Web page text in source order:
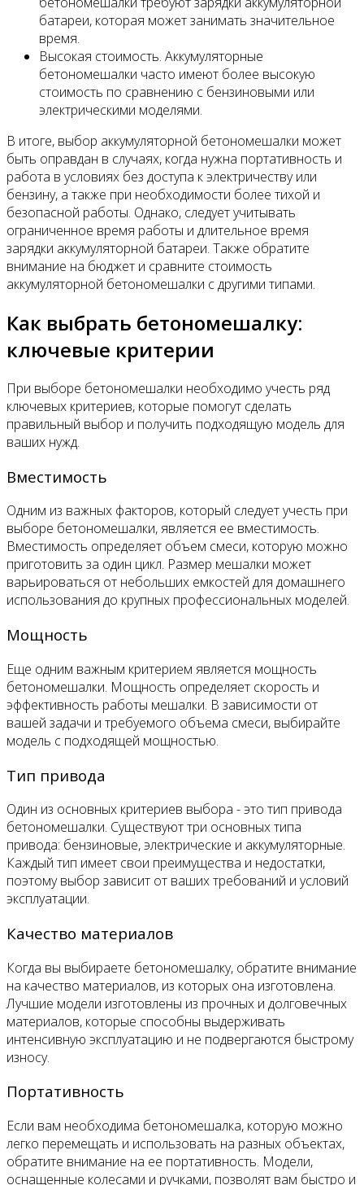
батареи, которая может занимать значительное
время.
Высокая стоимость. Аккумуляторные
бетономешалки часто имеют более высокую
стоимость по сравнению с бензиновыми или
электрическими моделями.
В итоге, выбор аккумуляторной бетономешалки может
быть оправдан в случаях, когда нужна портативность и
работа в условиях без доступа к электричеству или
бензину, а также при необходимости более тихой и
безопасной работы. Однако, следует учитывать
ограниченное время работы и длительное время
зарядки аккумуляторной батареи. Также обратите
внимание на бюджет и сравните стоимость
аккумуляторной бетономешалки с другими типами.
Как выбрать бетономешалку:
ключевые критерии
При выборе бетономешалки необходимо учесть ряд
ключевых критериев, которые помогут сделать
правильный выбор и получить подходящую модель для
ваших нужд.
Вместимость
Одним из важных факторов, который следует учесть при
выборе бетономешалки, является ее вместимость.
Вместимость определяет объем смеси, которую можно
приготовить за один цикл. Размер мешалки может
варьироваться от небольших емкостей для домашнего
использования до крупных профессиональных моделей.
Мощность
Еще одним важным критерием является мощность
бетономешалки. Мощность определяет скорость и
эффективность работы мешалки. В зависимости от
вашей задачи и требуемого объема смеси, выбирайте
модель с подходящей мощностью.
Тип привода
Один из основных критериев выбора - это тип привода
бетономешалки. Существуют три основных типа
привода: бензиновые, электрические и аккумуляторные.
Каждый тип имеет свои преимущества и недостатки,
поэтому выбор зависит от ваших требований и условий
эксплуатации.
Качество материалов
Когда вы выбираете бетономешалку, обратите внимание
на качество материалов, из которых она изготовлена.
Лучшие модели изготовлены из прочных и долговечных
материалов, которые способны выдерживать
интенсивную эксплуатацию и не подвергаются быстрому
износу.
Портативность
Если вам необходима бетономешалка, которую можно
легко перемещать и использовать на разных объектах,
обратите внимание на ее портативность. Модели,
оснащенные колесами и ручками, позволят вам быстро и